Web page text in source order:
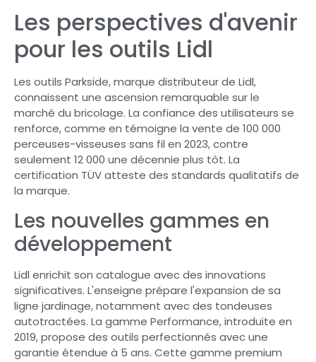
Les perspectives d'avenir
pour les outils Lidl
Les outils Parkside, marque distributeur de Lidl,
connaissent une ascension remarquable sur le
marché du bricolage. La confiance des utilisateurs se
renforce, comme en témoigne la vente de 100 000
perceuses-visseuses sans fil en 2023, contre
seulement 12 000 une décennie plus tôt. La
certification TÜV atteste des standards qualitatifs de
la marque.
Les nouvelles gammes en
développement
Lidl enrichit son catalogue avec des innovations
significatives. L'enseigne prépare l'expansion de sa
ligne jardinage, notamment avec des tondeuses
autotractées. La gamme Performance, introduite en
2019, propose des outils perfectionnés avec une
garantie étendue à 5 ans. Cette gamme premium